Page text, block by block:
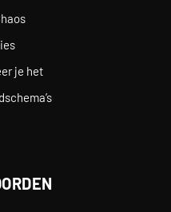
je het